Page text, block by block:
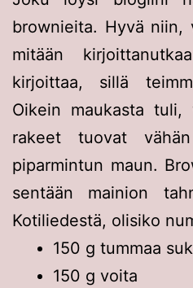
brownieita. Hyvä niin,
mitään
kirjoittaa, sillä
Oikein maukasta tuli,
rakeet tuovat
piparmintun maun.
sentään mainion
Kotiliedestä, olisiko
150 g tummaa
150 g voita